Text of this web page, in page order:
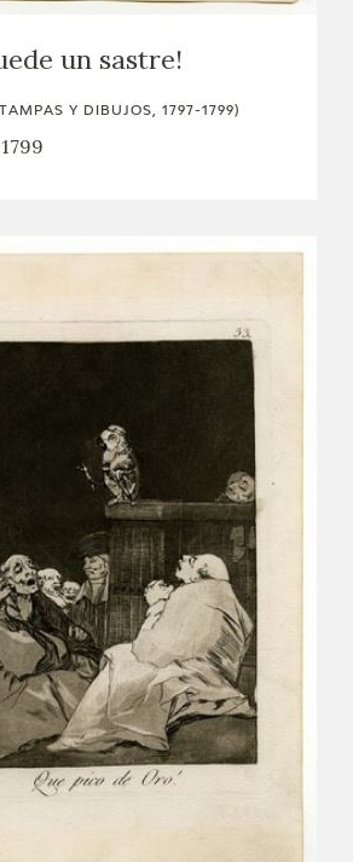
un sastre!
Y DIBUJOS, 1797-1799)